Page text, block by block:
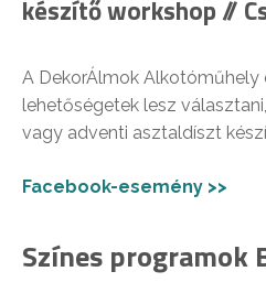
készítő workshop //
A DekorÁlmok Alkotóműhely
lehetőségetek lesz
vagy adventi asztaldíszt
Facebook-esemény >>
Színes programok